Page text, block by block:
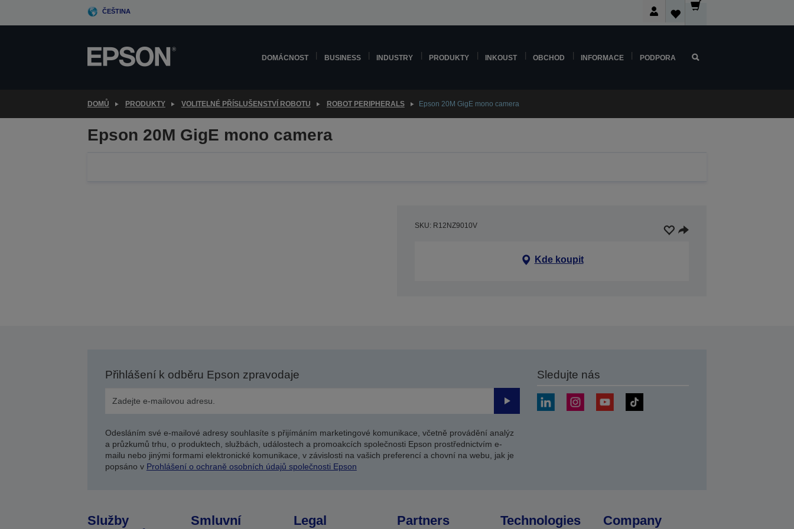
ČEŠTINA
DOMÁCNOST BUSINESS INDUSTRY PRODUKTY INKOUST OBCHOD INFORMACE PODPORA
DOMŮ PRODUKTY VOLITELNÉ PŘÍSLUŠENSTVÍ ROBOTU ROBOT PERIPHERALS Epson 20M GigE mono camera
Epson 20M GigE mono camera
SKU: R12NZ9010V
Kde koupit
Přihlášení k odběru Epson zpravodaje
Odeslat
Odesláním své e-mailové adresy souhlasíte s přijímáním marketingové komunikace, včetně provádění analýz
a průzkumů trhu, o produktech, službách, událostech a promoakcích společnosti Epson prostřednictvím e-
mailu nebo jinými formami elektronické komunikace, v závislosti na vašich preferencí a chovní na webu, jak je
popsáno v Prohlášení o ochraně osobních údajů společnosti Epson
Sledujte nás
Služby
Smluvní
Legal Partners Technologies Company